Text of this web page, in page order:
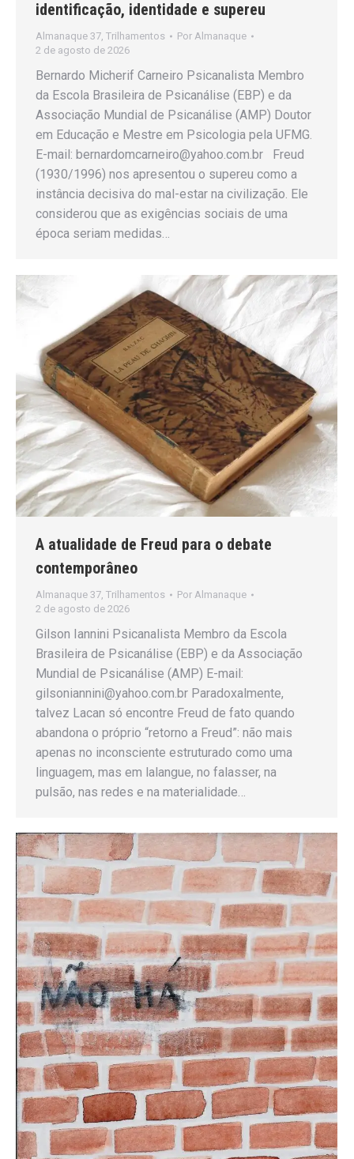
identificação, identidade e supereu
Almanaque 37 Trilhamentos Por Almanaque
2 de agosto de 2026
Bernardo Micherif Carneiro Psicanalista Membro
da Escola Brasileira de Psicanálise (EBP) e da
Associação Mundial de Psicanálise (AMP) Doutor
em Educação e Mestre em Psicologia pela UFMG.
E-mail: bernardomcarneiro@yahoo.com.br Freud
(1930/1996) nos apresentou o supereu como a
instância decisiva do mal-estar na civilização. Ele
considerou que as exigências sociais de uma
época seriam medidas…
A atualidade de Freud para o debate
contemporâneo
Almanaque 37 Trilhamentos Por Almanaque
2 de agosto de 2026
Gilson Iannini Psicanalista Membro da Escola
Brasileira de Psicanálise (EBP) e da Associação
Mundial de Psicanálise (AMP) E-mail:
gilsoniannini@yahoo.com.br Paradoxalmente,
talvez Lacan só encontre Freud de fato quando
abandona o próprio “retorno a Freud”: não mais
apenas no inconsciente estruturado como uma
linguagem, mas em lalangue, no falasser, na
pulsão, nas redes e na materialidade…